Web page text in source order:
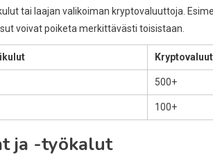
tai laajan valikoiman kryptovaluuttoja.
voivat poiketa merkittävästi toisistaan.
500+
100+
ja -työkalut